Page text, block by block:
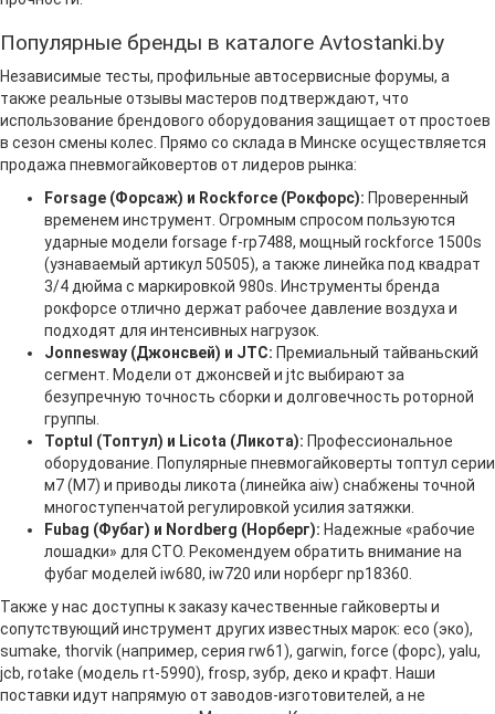
Популярные бренды в каталоге Avtostanki.by
Независимые тесты, профильные автосервисные форумы, а
также реальные отзывы мастеров подтверждают, что
использование брендового оборудования защищает от простоев
в сезон смены колес. Прямо со склада в Минске осуществляется
продажа пневмогайковертов от лидеров рынка:
Forsage (Форсаж) и Rockforce (Рокфорс): Проверенный
временем инструмент. Огромным спросом пользуются
ударные модели forsage f-rp7488, мощный rockforce 1500s
(узнаваемый артикул 50505), а также линейка под квадрат
3/4 дюйма с маркировкой 980s. Инструменты бренда
рокфорсе отлично держат рабочее давление воздуха и
подходят для интенсивных нагрузок.
Jonnesway (Джонсвей) и JTC: Премиальный тайваньский
сегмент. Модели от джонсвей и jtc выбирают за
безупречную точность сборки и долговечность роторной
группы.
Toptul (Топтул) и Licota (Ликота): Профессиональное
оборудование. Популярные пневмогайковерты топтул серии
м7 (M7) и приводы ликота (линейка aiw) снабжены точной
многоступенчатой регулировкой усилия затяжки.
Fubag (Фубаг) и Nordberg (Норберг): Надежные «рабочие
лошадки» для СТО. Рекомендуем обратить внимание на
фубаг моделей iw680, iw720 или норберг np18360.
Также у нас доступны к заказу качественные гайковерты и
сопутствующий инструмент других известных марок: eco (эко),
sumake, thorvik (например, серия rw61), garwin, force (форс), yalu,
jcb, rotake (модель rt-5990), frosp, зубр, деко и крафт. Наши
поставки идут напрямую от заводов-изготовителей, а не